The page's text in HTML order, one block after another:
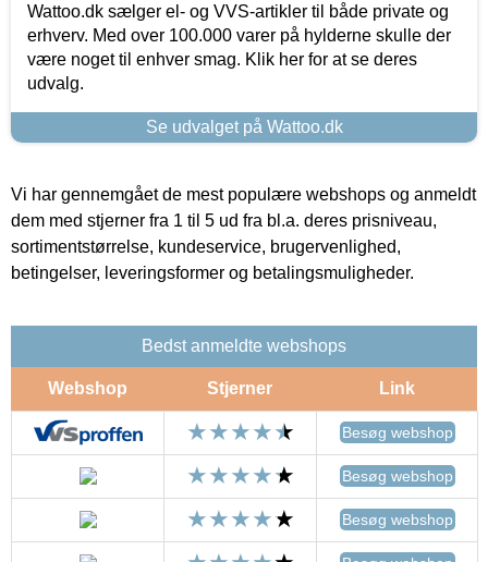
Wattoo.dk sælger el- og VVS-artikler til både private og
erhverv. Med over 100.000 varer på hylderne skulle der
være noget til enhver smag. Klik her for at se deres
udvalg.
Se udvalget på Wattoo.dk
Vi har gennemgået de mest populære webshops og anmeldt
dem med stjerner fra 1 til 5 ud fra bl.a. deres prisniveau,
sortimentstørrelse, kundeservice, brugervenlighed,
betingelser, leveringsformer og betalingsmuligheder.
Bedst anmeldte webshops
Webshop Stjerner Link
Besøg webshop
Besøg webshop
Besøg webshop